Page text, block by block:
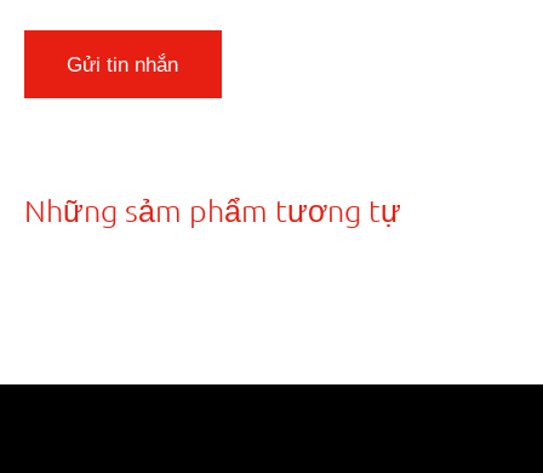
Gửi tin nhắn
Những sảm phẩm tương tự